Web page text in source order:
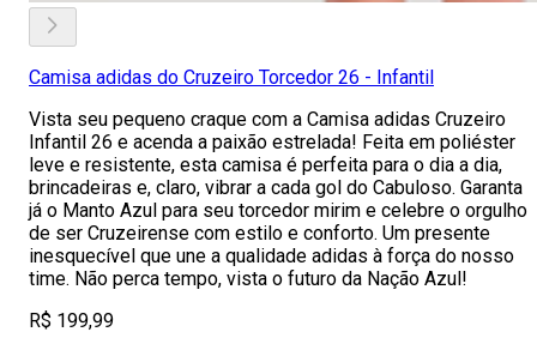
Camisa adidas do Cruzeiro Torcedor 26 - Infantil
Vista seu pequeno craque com a Camisa adidas Cruzeiro
Infantil 26 e acenda a paixão estrelada! Feita em poliéster
leve e resistente, esta camisa é perfeita para o dia a dia,
brincadeiras e, claro, vibrar a cada gol do Cabuloso. Garanta
já o Manto Azul para seu torcedor mirim e celebre o orgulho
de ser Cruzeirense com estilo e conforto. Um presente
inesquecível que une a qualidade adidas à força do nosso
time. Não perca tempo, vista o futuro da Nação Azul!
R$ 199,99